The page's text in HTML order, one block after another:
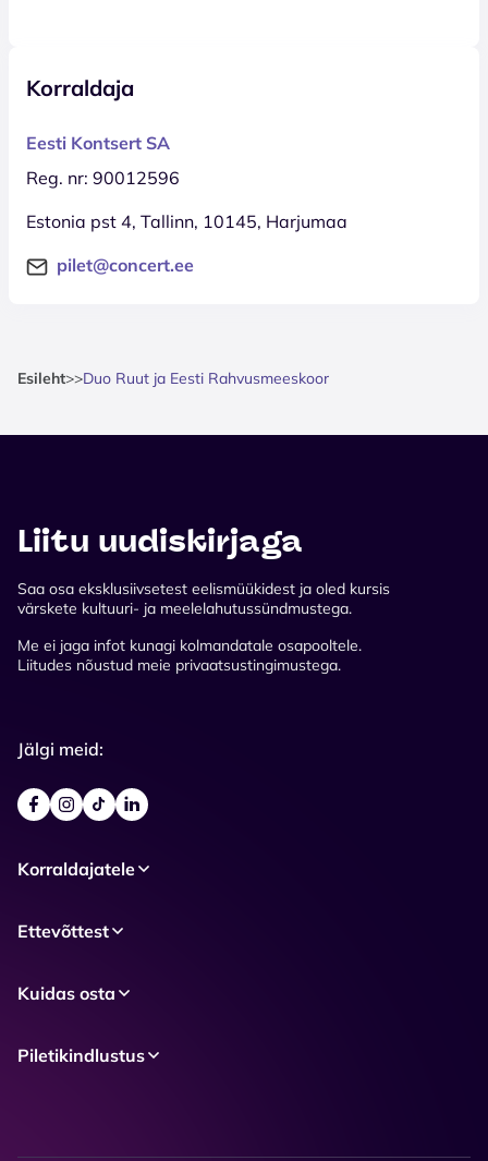
Korraldaja
Eesti Kontsert SA
Reg. nr: 90012596
Estonia pst 4, Tallinn, 10145, Harjumaa
pilet@concert.ee
Esileht>>Duo Ruut ja Eesti Rahvusmeeskoor
Liitu uudiskirjaga
Saa osa eksklusiivsetest eelismüükidest ja oled kursis
värskete kultuuri- ja meelelahutussündmustega.
Me ei jaga infot kunagi kolmandatale osapooltele.
Liitudes nõustud meie privaatsustingimustega.
Jälgi meid:
Korraldajatele
Ettevõttest
Kuidas osta
Piletikindlustus